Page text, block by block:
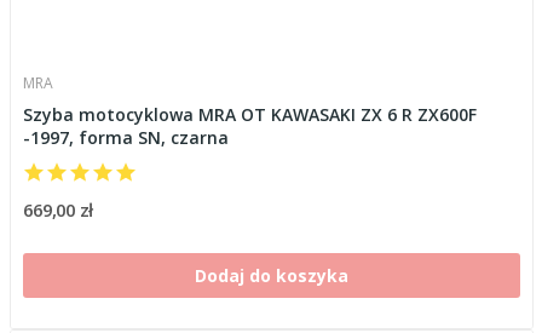
MRA
Szyba motocyklowa MRA OT KAWASAKI ZX 6 R ZX600F
-1997, forma SN, czarna
669,00 zł
Dodaj do koszyka